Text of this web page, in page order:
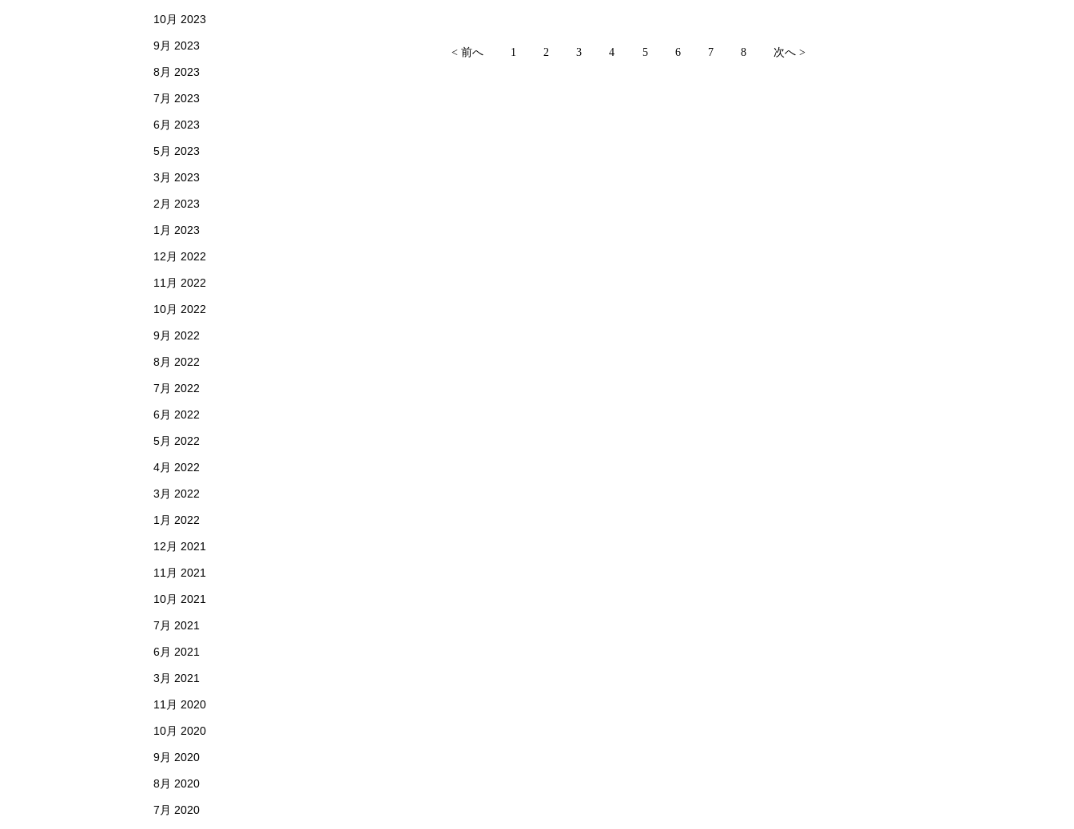
< 前へ 1 2 3 4 5 6 7 8 次へ >
10月 2023
9月 2023
8月 2023
7月 2023
6月 2023
5月 2023
3月 2023
2月 2023
1月 2023
12月 2022
11月 2022
10月 2022
9月 2022
8月 2022
7月 2022
6月 2022
5月 2022
4月 2022
3月 2022
1月 2022
12月 2021
11月 2021
10月 2021
7月 2021
6月 2021
3月 2021
11月 2020
10月 2020
9月 2020
8月 2020
7月 2020